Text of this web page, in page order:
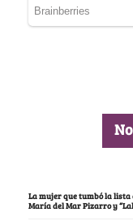
La mujer que tumbó la lista
María del Mar Pizarro y